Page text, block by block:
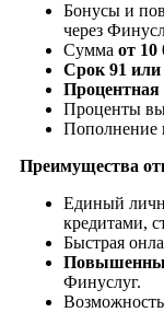
Бонусы и
через
Сумма от 10
Срок 91 или
Процентная
Проценты
Пополнение
Преимущества
Единый
кредитами,
Быстрая
Финуслуг.